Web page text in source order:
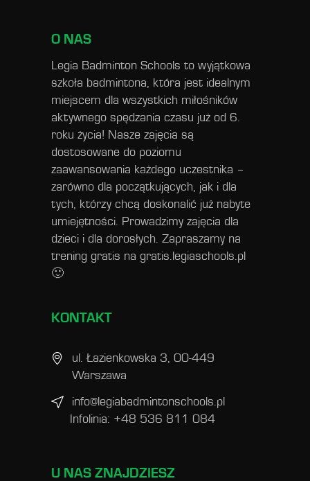
O NAS
Legia Badminton Schools to wyjątkowa
szkoła badmintona, która jest idealnym
miejscem dla wszystkich miłośników
aktywnego spędzania czasu już od 6.
roku życia! Nasze zajęcia są
dostosowane do poziomu
zaawansowania każdego uczestnika –
zarówno dla początkujących, jak i dla
tych, którzy chcą doskonalić już nabyte
umiejętności. Prowadzimy zajęcia dla
dzieci i dla dorosłych. Zapraszamy na
trening gratis na gratis.legiaschools.pl
🙂
KONTAKT
ul. Łazienkowska 3, 00-449
Warszawa
info@legiabadmintonschools.pl
Infolinia: +48 536 811 084
U NAS ZNAJDZIESZ